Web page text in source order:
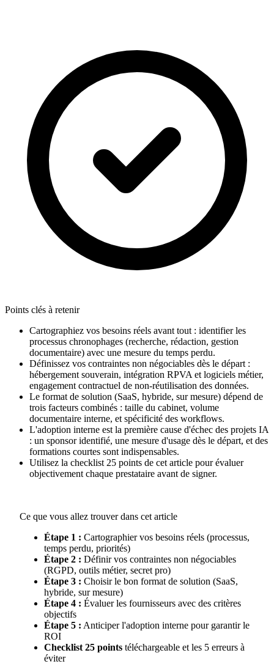
Points clés à retenir
Cartographiez vos besoins réels avant tout : identifier les
processus chronophages (recherche, rédaction, gestion
documentaire) avec une mesure du temps perdu.
Définissez vos contraintes non négociables dès le départ :
hébergement souverain, intégration RPVA et logiciels métier,
engagement contractuel de non-réutilisation des données.
Le format de solution (SaaS, hybride, sur mesure) dépend de
trois facteurs combinés : taille du cabinet, volume
documentaire interne, et spécificité des workflows.
L'adoption interne est la première cause d'échec des projets IA
: un sponsor identifié, une mesure d'usage dès le départ, et des
formations courtes sont indispensables.
Utilisez la checklist 25 points de cet article pour évaluer
objectivement chaque prestataire avant de signer.
Ce que vous allez trouver dans cet article
Étape 1 : Cartographier vos besoins réels (processus,
temps perdu, priorités)
Étape 2 : Définir vos contraintes non négociables
(RGPD, outils métier, secret pro)
Étape 3 : Choisir le bon format de solution (SaaS,
hybride, sur mesure)
Étape 4 : Évaluer les fournisseurs avec des critères
objectifs
Étape 5 : Anticiper l'adoption interne pour garantir le
ROI
Checklist 25 points téléchargeable et les 5 erreurs à
éviter